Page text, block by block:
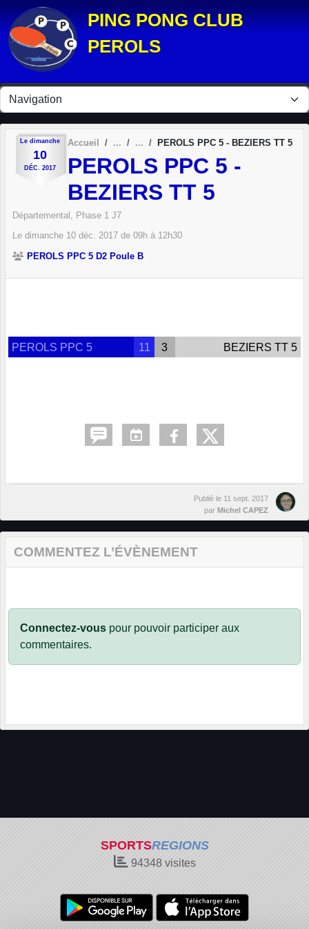
PING PONG CLUB
PEROLS
Le dimanche
10
DÉC. 2017
Accueil PEROLS PPC 5 - BEZIERS TT 5
PEROLS PPC 5 -
BEZIERS TT 5
Départemental, Phase 1 J7
Le dimanche 10 déc. 2017 de 09h à 12h30
PEROLS PPC 5 D2 Poule B
PEROLS PPC 5 11 3 BEZIERS TT 5
Publié le 11 sept. 2017
par Michel CAPEZ
COMMENTEZ L’ÉVÈNEMENT
Connectez-vous pour pouvoir participer aux
commentaires.
SPORTSREGIONS
94348visites
Panneau de gestion des cookies